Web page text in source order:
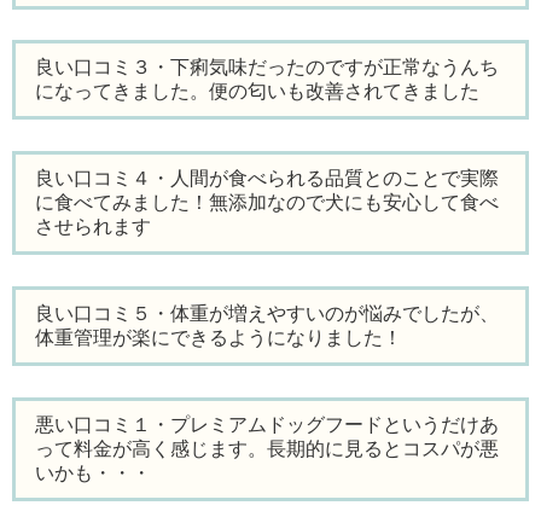
良い口コミ３・下痢気味だったのですが正常なうんち
になってきました。便の匂いも改善されてきました
良い口コミ４・人間が食べられる品質とのことで実際
に食べてみました！無添加なので犬にも安心して食べ
させられます
良い口コミ５・体重が増えやすいのが悩みでしたが、
体重管理が楽にできるようになりました！
悪い口コミ１・プレミアムドッグフードというだけあ
って料金が高く感じます。長期的に見るとコスパが悪
いかも・・・